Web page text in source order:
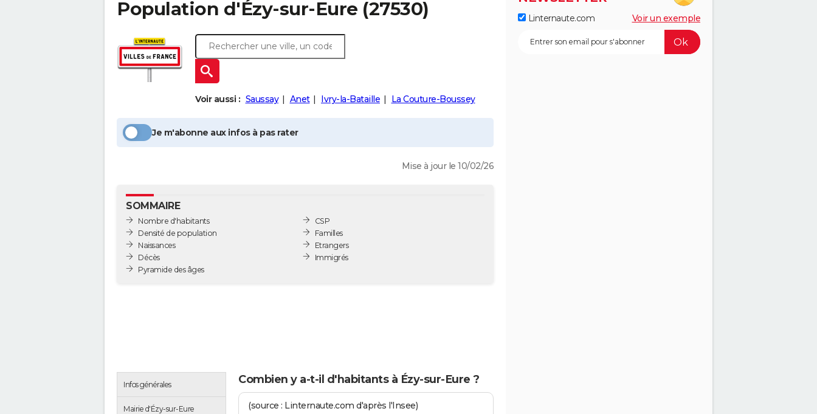
Population d'Ézy-sur-Eure (27530)
Voir aussi : Saussay Anet Ivry-la-Bataille La Couture-Boussey
Je m'abonne aux infos à pas rater
Mise à jour le 10/02/26
SOMMAIRE
Nombre d'habitants
Densité de population
Naissances
Décès
Pyramide des âges
CSP
Familles
Etrangers
Immigrés
Infos générales
Mairie d'Ézy-sur-Eure
Combien y a-t-il d'habitants à Ézy-sur-Eure ?
(source : Linternaute.com d'après l'Insee)
Linternaute.com Voir un exemple